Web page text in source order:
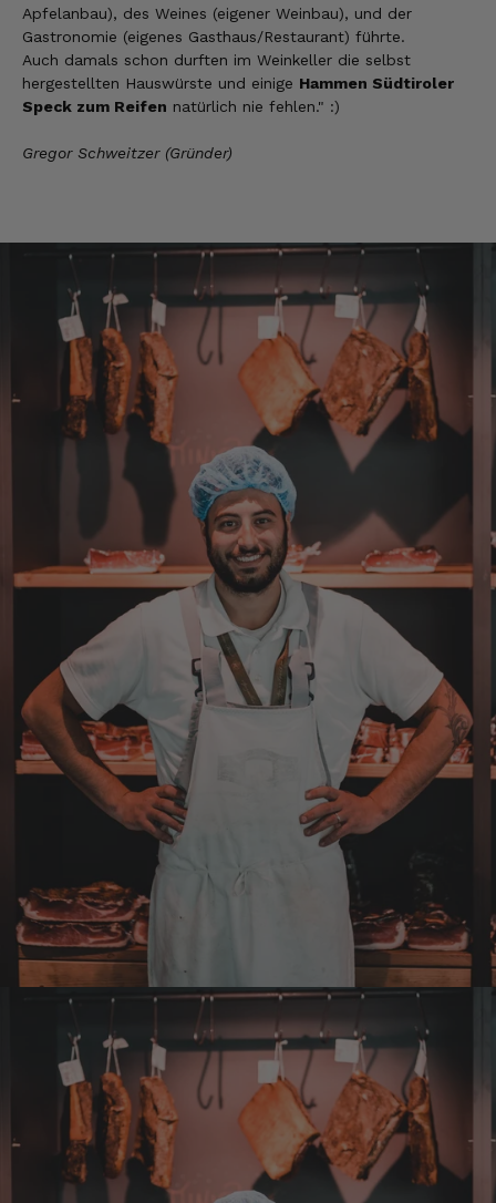
Apfelanbau), des Weines (eigener Weinbau), und der
Gastronomie (eigenes Gasthaus/Restaurant) führte.
Auch damals schon durften im Weinkeller die selbst
hergestellten Hauswürste und einige Hammen Südtiroler
Speck zum Reifen natürlich nie fehlen." :)
Gregor Schweitzer (Gründer)
ebenso. Ich bleib dabei.
Verifizierter Kunde
Verifizierter Kunde
Lecker Probierpaket, schnelle Lieferung. Top
8.8.2026
Kerstin
Verifizierter Kunde
Die Produkte finde ich immer wieder sehr
gut, Bestelle sie wieder 😋
Anonym
Verifizierter Kunde
Der Schinken ist unser Favorit. Einfach
köstlich und ruckzuck aufgegessen!!!!!!!
Deshalb haben wir einen Vorrat angelegt.
7.8.2026
Ulrich Karl
Verifizierter Kunde
1 A Qualität, preiswert und schnell. Gern
wieder. Danke!
Stefan
Top Ware. Top Lieferung. Immer wieder👍
Silvia
Verifizierter Kunde
Schmeckt alles sehe lecker würde und werde
immer wieder bestellen. 👍🤤🤤❤️
7.8.2026